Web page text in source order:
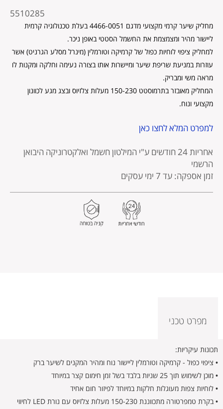
5510285
מוצר
מחליק שיער קרמי מקצועי מדגם 4466-0051 בעלת טכנולוגיה קרמית
ליישור מהיר ומצמצמת את החשמל הסטטי באופן ניכר.
למחליק ציפוי לוחיות כפול של קרמיקה וטורמלין (מינרל מסלע הגרניט) אשר
עוזרות במניעת שריפת שיער ומיישרות אותו בצורה נעימה וחלקה ומקנות לו
מראה משי ומבריק.
המחליק מאובזר בתרמוסטט 150-230 מעלות צלזיוס ובצג מגע לכוונון
מקצועי ונוח.
למפרט המלא לחצו כאן
אחריות 24 חודשים
ע"י המילטון חשמל ואלקטרוניקה היבואן
הרשמי
זמן אספקה: עד 7 ימי עסקים
מפרט טכני
תכונות עיקריות:
• ציפוי כפול - קרמיקה וטורמלין ליישור נוח ומהיר המקנים לשיער ברק
• מוכן לשימוש תוך 25 שניות בלבד בשל זמן חימום קצר במיוחד
• לוחיות צפות מעוגלות חלקות במיוחד לפיזור חום אחיד
• בקרת טמפרטורה מתכווננת 150-230 מעלות צלזיוס עם נורת LED לחיווי